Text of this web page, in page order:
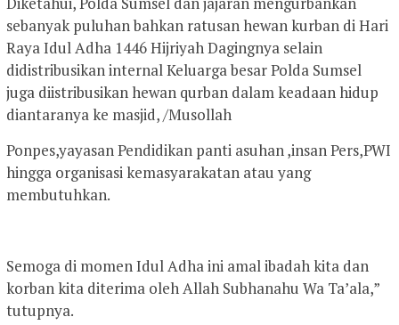
sebanyak puluhan bahkan ratusan hewan kurban di Hari
Raya Idul Adha 1446 Hijriyah Dagingnya selain
didistribusikan internal Keluarga besar Polda Sumsel
juga diistribusikan hewan qurban dalam keadaan hidup
diantaranya ke masjid, /Musollah
Ponpes,yayasan Pendidikan panti asuhan ,insan Pers,PWI
hingga organisasi kemasyarakatan atau yang
membutuhkan.
Semoga di momen Idul Adha ini amal ibadah kita dan
korban kita diterima oleh Allah Subhanahu Wa Ta’ala,”
tutupnya.